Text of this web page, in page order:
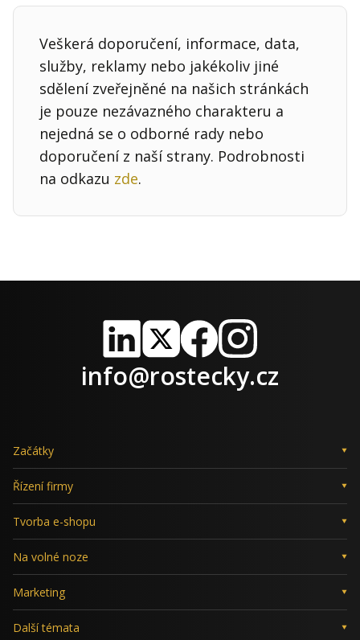
Veškerá doporučení, informace, data,
služby, reklamy nebo jakékoliv jiné
sdělení zveřejněné na našich stránkách
je pouze nezávazného charakteru a
nejedná se o odborné rady nebo
doporučení z naší strany. Podrobnosti
na odkazu zde.
LinkedIn
X FacebookInstagram
info@rostecky.cz
Začátky
Řízení firmy
Tvorba e-shopu
Na volné noze
Marketing
Další témata